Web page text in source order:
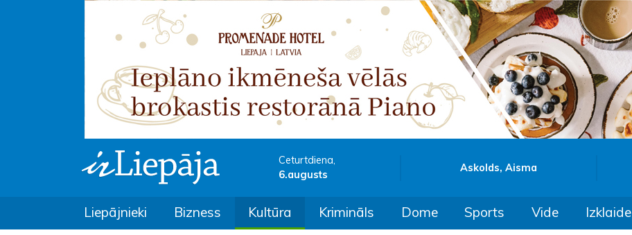
Ceturtdiena,
6.augusts
Askolds, Aisma
Liepājnieki Bizness Kultūra Krimināls Dome Sports Vide Izklaide